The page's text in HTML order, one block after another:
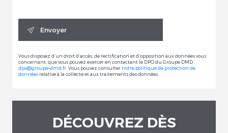
Envoyer
Vous disposez d’un droit d’accès, de rectification et d’opposition aux données vous
concernant, que vous pouvez exercer en contactant le DPO du Groupe DMD :
dpo@groupe-dmd.fr . Vous pouvez consulter notre politique de protection de
données relative à la collecte et aux traitements des données.
DÉCOUVREZ DÈS